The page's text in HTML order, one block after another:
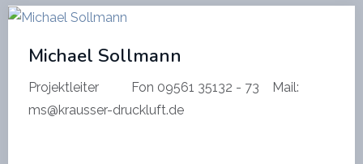
Michael Sollmann
Projektleiter Fon 09561 35132 - 73 Mail:
ms@krausser-druckluft.de